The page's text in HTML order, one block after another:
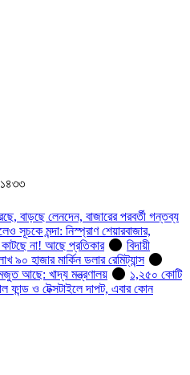
বাড়ছে লেনদেন, বাজারের পরবর্তী গন্তব্য
সূচকে মন্দা: নিস্প্রাণ শেয়ারবাজার,
না! আছে প্রতিকার
বিদায়ী
হাজার মার্কিন ডলার রেমিট্যান্স
আছে: খাদ্য মন্ত্রণালয়
১,২৫০ কোটি
ফান্ড ও টেক্সটাইলে দাপট, এবার কোন